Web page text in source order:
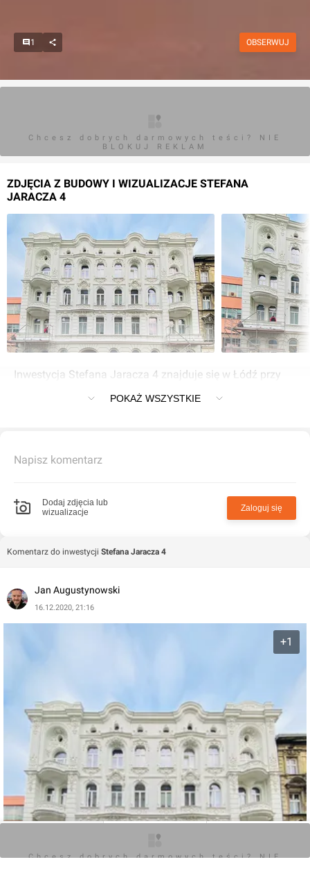
1 OBSERWUJ
Chcesz dobrych darmowych teści? NIE
BLOKUJ REKLAM
ZDJĘCIA Z BUDOWY I WIZUALIZACJE STEFANA
JARACZA 4
Inwestycja Stefana Jaracza 4 znajduje się w Łódź przy
POKAŻ WSZYSTKIE
Napisz komentarz
Dodaj zdjęcia lub
wizualizacje
Zaloguj się
Komentarz do inwestycji Stefana Jaracza 4
Jan Augustynowski
16.12.2020, 21:16
+1
Chcesz dobrych darmowych teści? NIE